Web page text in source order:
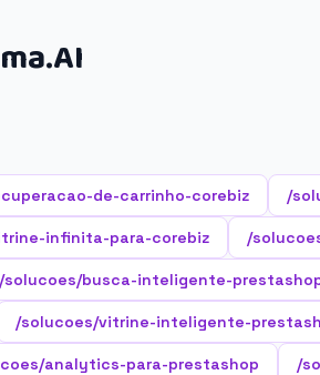
de-carrinho-corebiz /
infinita-para-corebiz /
/solucoes/busca-inteligente-
/solucoes/vitrine-inteligente-
analytics-para-prestashop /